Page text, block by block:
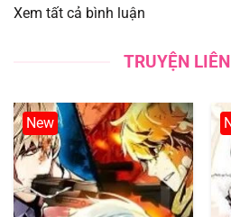
Chapter 170
Chapter 169
Xem tất cả bình luận
TRUYỆN
New